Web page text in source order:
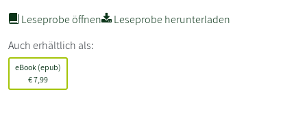
Leseprobe öffnen
Leseprobe herunterladen
Auch erhältlich als:
eBook (epub)
€7,99